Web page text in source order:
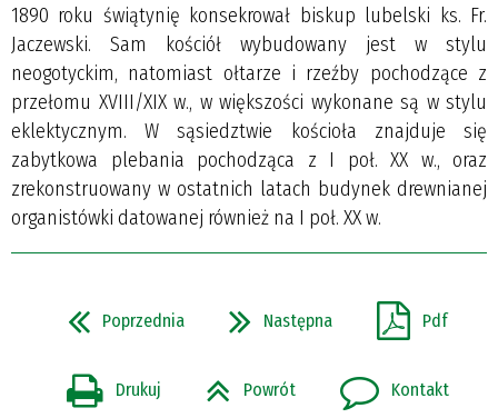
1890 roku świątynię konsekrował biskup lubelski ks. Fr.
Jaczewski. Sam kościół wybudowany jest w stylu
neogotyckim, natomiast ołtarze i rzeźby pochodzące z
przełomu XVIII/XIX w., w większości wykonane są w stylu
eklektycznym. W sąsiedztwie kościoła znajduje się
zabytkowa plebania pochodząca z I poł. XX w., oraz
zrekonstruowany w ostatnich latach budynek drewnianej
organistówki datowanej również na I poł. XX w.
Poprzednia Następna Pdf
Drukuj Powrót Kontakt